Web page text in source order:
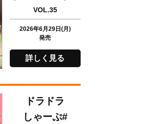
VOL.35
2026年6月29日(月)
発売
詳しく見る
ドラドラ
しゃーぷ#